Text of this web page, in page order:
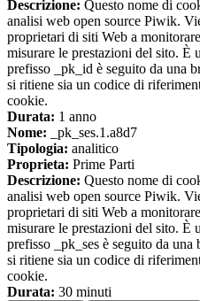
Descrizione: Questo nome di
analisi web open source Piwik.
proprietari di siti Web a
misurare le prestazioni del sito.
prefisso _pk_id è seguito da una
si ritiene sia un codice di
cookie.
Durata: 1 anno
Nome: _pk_ses.1.a8d7
Tipologia: analitico
Proprieta: Prime Parti
Descrizione: Questo nome di
analisi web open source Piwik.
proprietari di siti Web a
misurare le prestazioni del sito.
prefisso _pk_ses è seguito da
si ritiene sia un codice di
cookie.
Durata: 30 minuti